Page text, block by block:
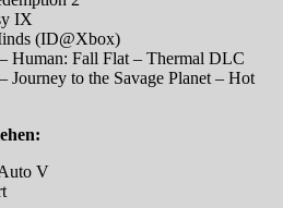
IX
(ID@Xbox)
Human: Fall Flat – Thermal DLC
Journey to the Savage Planet – Hot
V